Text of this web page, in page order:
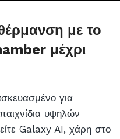
με το
μέχρι
για
υψηλών
Galaxy AI, χάρη στο